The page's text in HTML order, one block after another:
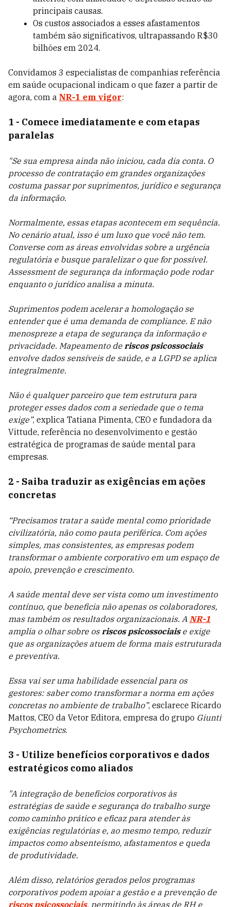
principais causas.
Os custos associados a esses afastamentos
também são significativos, ultrapassando R$30
bilhões em 2024.
Convidamos 3 especialistas de companhias referência
em saúde ocupacional indicam o que fazer a partir de
agora, com a NR-1 em vigor:
1 - Comece imediatamente e com etapas
paralelas
"Se sua empresa ainda não iniciou, cada dia conta. O
processo de contratação em grandes organizações
costuma passar por suprimentos, jurídico e segurança
da informação.
Normalmente, essas etapas acontecem em sequência.
No cenário atual, isso é um luxo que você não tem.
Converse com as áreas envolvidas sobre a urgência
regulatória e busque paralelizar o que for possível.
Assessment de segurança da informação pode rodar
enquanto o jurídico analisa a minuta.
Suprimentos podem acelerar a homologação se
entender que é uma demanda de compliance. E não
menospreze a etapa de segurança da informação e
privacidade. Mapeamento deriscos psicossociais
envolve dados sensíveis de saúde, e a LGPD se aplica
integralmente.
Não é qualquer parceiro que tem estrutura para
proteger esses dados com a seriedade que o tema
exige”, explica Tatiana Pimenta, CEO e fundadora da
Vittude, referência no desenvolvimento e gestão
estratégica de programas de saúde mental para
empresas.
2 - Saiba traduzir as exigências em ações
concretas
“Precisamos tratar a saúde mental como prioridade
civilizatória, não como pauta periférica. Com ações
simples, mas consistentes, as empresas podem
transformar o ambiente corporativo em um espaço de
apoio, prevenção e crescimento.
A saúde mental deve ser vista como um investimento
contínuo, que beneficia não apenas os colaboradores,
mas também os resultados organizacionais. A NR-1
amplia o olhar sobre osriscos psicossociaise exige
que as organizações atuem de forma mais estruturada
e preventiva.
Essa vai ser uma habilidade essencial para os
gestores: saber como transformar a norma em ações
concretas no ambiente de trabalho”, esclarece Ricardo
Mattos, CEO da Vetor Editora, empresa do grupo Giunti
Psychometrics.
3 - Utilize benefícios corporativos e dados
estratégicos como aliados
"A integração de benefícios corporativos às
estratégias de saúde e segurança do trabalho surge
como caminho prático e eficaz para atender às
exigências regulatórias e, ao mesmo tempo, reduzir
impactos como absenteísmo, afastamentos e queda
de produtividade.
Além disso, relatórios gerados pelos programas
corporativos podem apoiar a gestão e a prevenção de
riscos psicossociais, permitindo às áreas de RH e